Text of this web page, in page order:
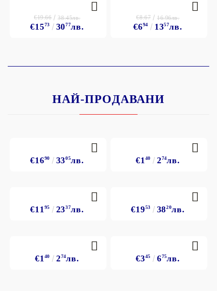
€1573 3077лв.
€19.66 38.45лв.
€694 1357лв.
€8.67 16.96лв.
НАЙ-ПРОДАВАНИ
€1690 3305лв. €1 40 274лв.
€11 95 2337лв. €1953 3820лв.
€1 40 274лв. €345 675лв.